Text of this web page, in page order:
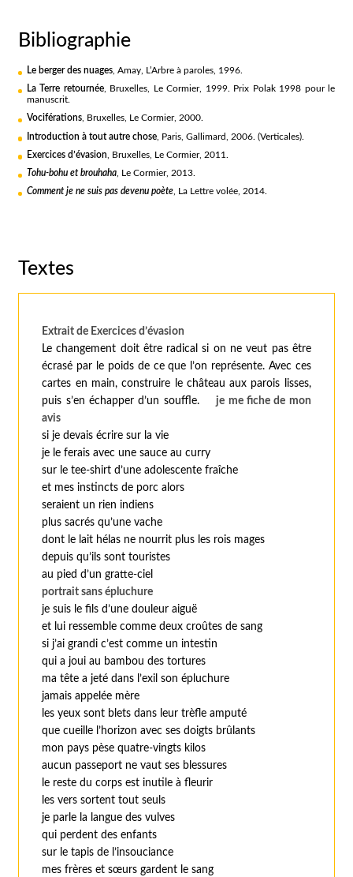
Bibliographie
Le berger des nuages, Amay, L’Arbre à paroles, 1996.
La Terre retournée, Bruxelles, Le Cormier, 1999. Prix Polak 1998 pour le
manuscrit.
Vociférations, Bruxelles, Le Cormier, 2000.
Introduction à tout autre chose, Paris, Gallimard, 2006. (Verticales).
Exercices d’évasion , Bruxelles, Le Cormier, 2011.
Tohu-bohu et brouhaha, Le Cormier, 2013.
Comment je ne suis pas devenu poète, La Lettre volée, 2014.
Textes
Extrait de Exercices d’évasion
Le changement doit être radical si on ne veut pas être
écrasé par le poids de ce que l’on représente. Avec ces
cartes en main, construire le château aux parois lisses,
puis s’en échapper d’un souffle. je me fiche de mon
avis
si je devais écrire sur la vie
je le ferais avec une sauce au curry
sur le tee-shirt d’une adolescente fraîche
et mes instincts de porc alors
seraient un rien indiens
plus sacrés qu’une vache
dont le lait hélas ne nourrit plus les rois mages
depuis qu’ils sont touristes
au pied d’un gratte-ciel
portrait sans épluchure
je suis le fils d’une douleur aiguë
et lui ressemble comme deux croûtes de sang
si j’ai grandi c’est comme un intestin
qui a joui au bambou des tortures
ma tête a jeté dans l’exil son épluchure
jamais appelée mère
les yeux sont blets dans leur trèfle amputé
que cueille l’horizon avec ses doigts brûlants
mon pays pèse quatre-vingts kilos
aucun passeport ne vaut ses blessures
le reste du corps est inutile à fleurir
les vers sortent tout seuls
je parle la langue des vulves
qui perdent des enfants
sur le tapis de l’insouciance
mes frères et sœurs gardent le sang